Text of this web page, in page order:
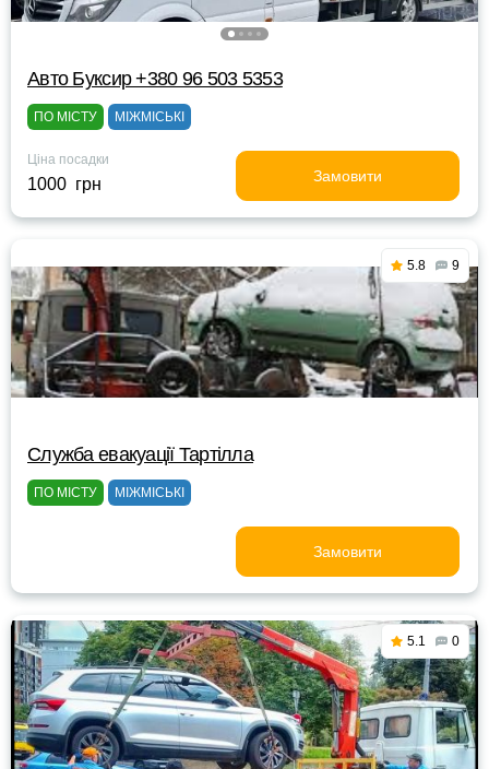
Авто Буксир +380 96 503 5353
ПО МІСТУ МІЖМІСЬКІ
Ціна посадки
1000 грн Замовити
5.8 9
Служба евакуації Тартілла
ПО МІСТУ МІЖМІСЬКІ
Замовити
5.1 0